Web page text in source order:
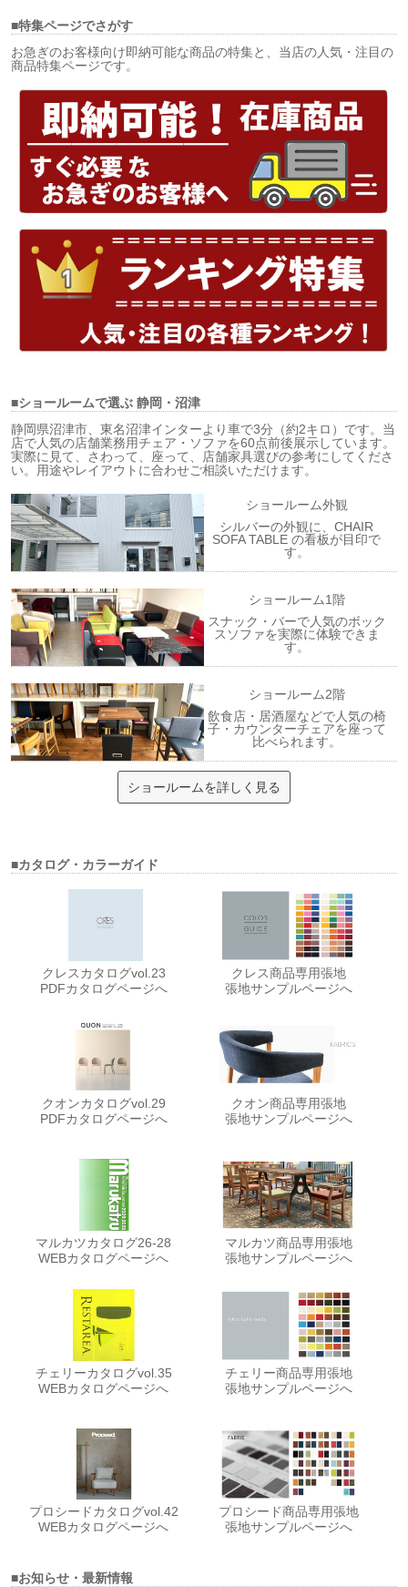
■特集ページでさがす
お急ぎのお客様向け即納可能な商品の特集と、当店の人気・注目の
商品特集ページです。
■ショールームで選ぶ静岡・沼津
静岡県沼津市、東名沼津インターより車で3分（約2キロ）です。当
店で人気の店舗業務用チェア・ソファを60点前後展示しています。
実際に見て、さわって、座って、店舗家具選びの参考にしてくださ
い。用途やレイアウトに合わせご相談いただけます。
ショールーム外観
シルバーの外観に、CHAIR
SOFA TABLE の看板が目印で
す。
ショールーム1階
スナック・バーで人気のボック
スソファを実際に体験できま
す。
ショールーム2階
飲食店・居酒屋などで人気の椅
子・カウンターチェアを座って
比べられます。
ショールームを詳しく見る
■カタログ・カラーガイド
クレスカタログvol.23
PDFカタログページへ
クレス商品専用張地
張地サンプルページへ
クオンカタログvol.29
PDFカタログページへ
クオン商品専用張地
張地サンプルページへ
マルカツカタログ26-28
WEBカタログページへ
マルカツ商品専用張地
張地サンプルページへ
チェリーカタログvol.35
WEBカタログページへ
チェリー商品専用張地
張地サンプルページへ
プロシードカタログvol.42
WEBカタログページへ
プロシード商品専用張地
張地サンプルページへ
■お知らせ・最新情報